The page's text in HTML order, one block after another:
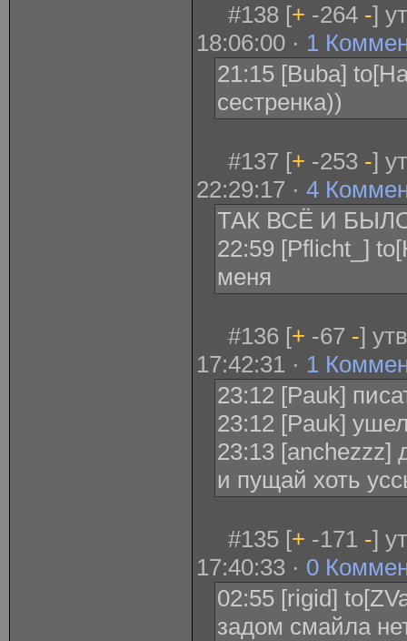
#138 [+ -264 -]
18:06:00 · 1
21:15 [Buba]
сестренка))
#137 [+ -253 -]
22:29:17 · 4
ТАК ВСЁ И
22:59 [Pflicht_]
меня
#136 [+ -67 -]
17:42:31 · 1
23:12 [Pauk]
23:12 [Pauk]
23:13 [anchezzz]
и пущай хоть
#135 [+ -171 -]
17:40:33 · 0
02:55 [rigid]
задом смайла